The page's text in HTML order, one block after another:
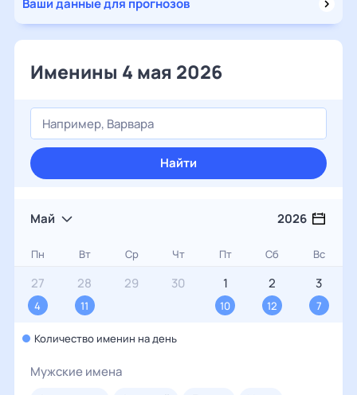
Ваши данные для прогнозов
Именины 4 мая 2026
Найти
Май 2026
Пн Вт Ср Чт Пт Сб Вс
27
4
28
11
29 30 1
10
2
12
3
7
Количество именин на день
Мужские имена